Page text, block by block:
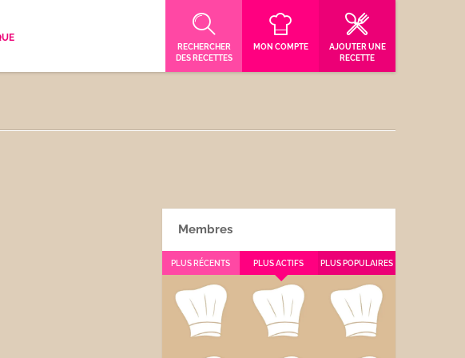
RECHERCHER
DES RECETTES
MON COMPTE
AJOUTER UNE
RECETTE
Membres
PLUS RÉCENTS PLUS ACTIFS PLUS POPULAIRES